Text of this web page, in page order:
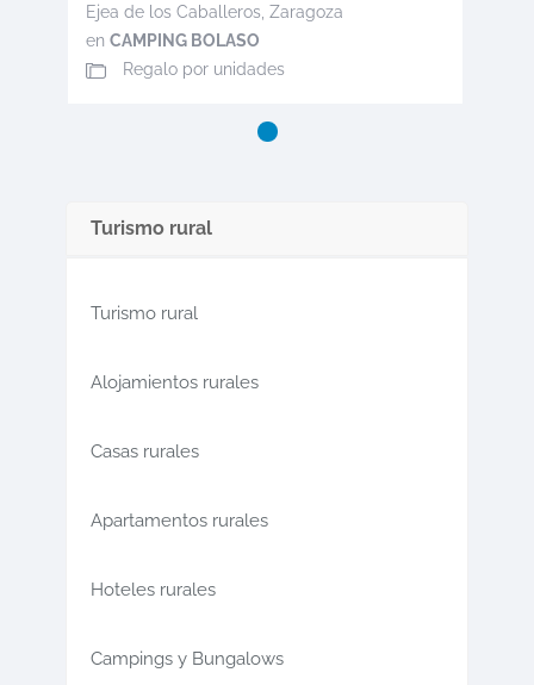
Ejea de los Caballeros, Zaragoza
en CAMPING BOLASO
Regalo por unidades
Turismo rural
Turismo rural
Alojamientos rurales
Casas rurales
Apartamentos rurales
Hoteles rurales
Campings y Bungalows